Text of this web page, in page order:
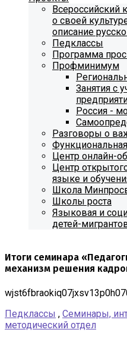
Всероссийский
о своей
описание
Педклассы
Программа
Профминимум
Занятия с
Россия -
Разговоры о
Центр онлайн-
Центр
языке и
Школа
Школы роста
Языковая и
детей-
Итоги семинара
механизм решения
Педклассы , Семинары,
методический отдел